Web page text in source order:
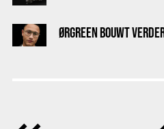
ØRGREEN BOUWT